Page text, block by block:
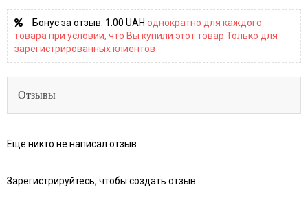
Бонус за отзыв: 1.00 UAH однократно для каждого
товара при условии, что Вы купили этот товар Только для
зарегистрированных клиентов
Отзывы
Еще никто не написал отзыв
Зарегистрируйтесь, чтобы создать отзыв.